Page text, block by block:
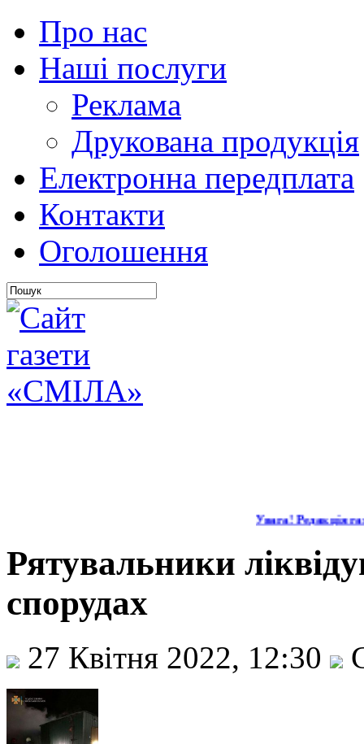
Про нас
Наші послуги
Реклама
Друкована продукція
Електронна передплата
Контакти
Оголошення
Увага! Редакція
Рятувальники
спорудах
27 Квітня 2022, 12:30